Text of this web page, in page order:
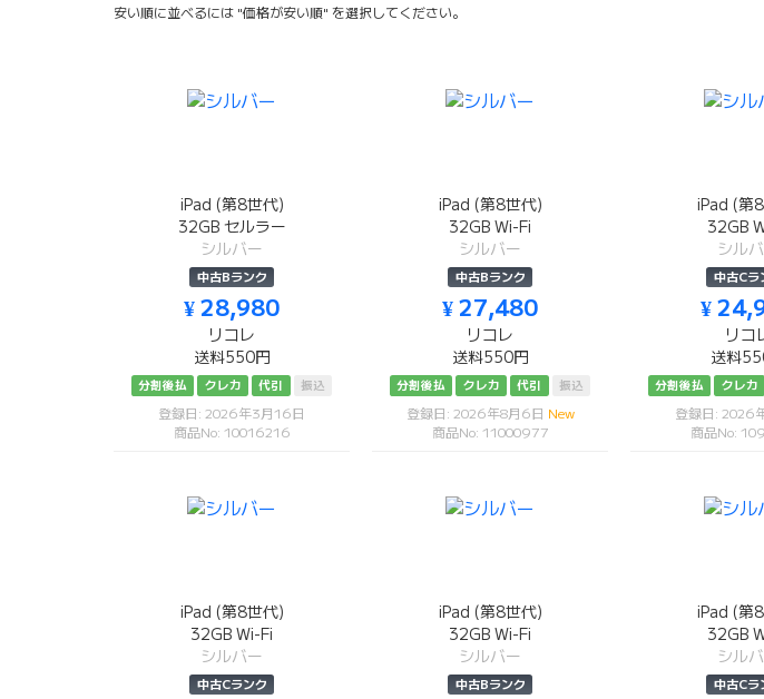
安い順に並べるには "価格が安い順" を選択してください。
iPad (第8世代)
32GB セルラー
シルバー
中古Bランク
¥ 28,980
リコレ
送料550円
分割後払 クレカ 代引 振込
登録日: 2026年3月16日
商品No: 10016216
iPad (第8世代)
32GB Wi-Fi
シルバー
中古Bランク
¥ 27,480
リコレ
送料550円
分割後払 クレカ 代引 振込
登録日: 2026年8月6日 New
商品No: 11000977
iPad (第
32GB
シル
中古Cラ
¥
リコ
送料
分割後払 クレカ
登録日: 2026
商品No:
iPad (第8世代)
32GB Wi-Fi
シルバー
中古Cランク
iPad (第8世代)
32GB Wi-Fi
シルバー
中古Bランク
iPad (第
32GB
シル
中古Cラ